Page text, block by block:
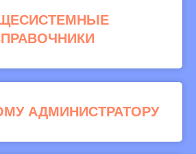
АДМИНИСТРАТОРУ